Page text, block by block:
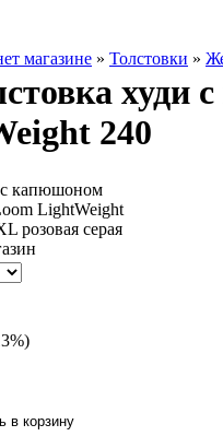
магазине » Толстовки »
240